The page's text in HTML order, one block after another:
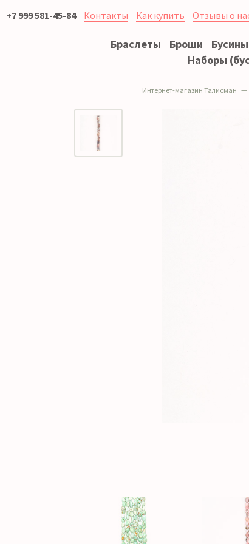
+7 999 581-45-84 Контакты Как купить Отзывы о
Браслеты Броши
Наборы
Интернет-магазин Талисман